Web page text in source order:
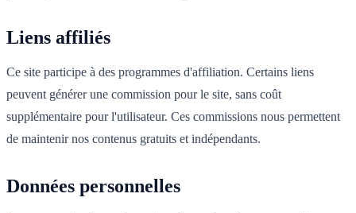
Liens affiliés
Ce site participe à des programmes d'affiliation. Certains liens
peuvent générer une commission pour le site, sans coût
supplémentaire pour l'utilisateur. Ces commissions nous permettent
de maintenir nos contenus gratuits et indépendants.
Données personnelles